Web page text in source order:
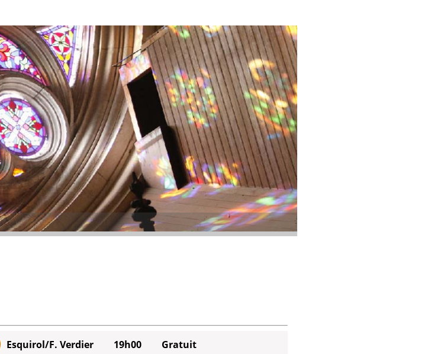
Esquirol/F. Verdier 19h00 Gratuit